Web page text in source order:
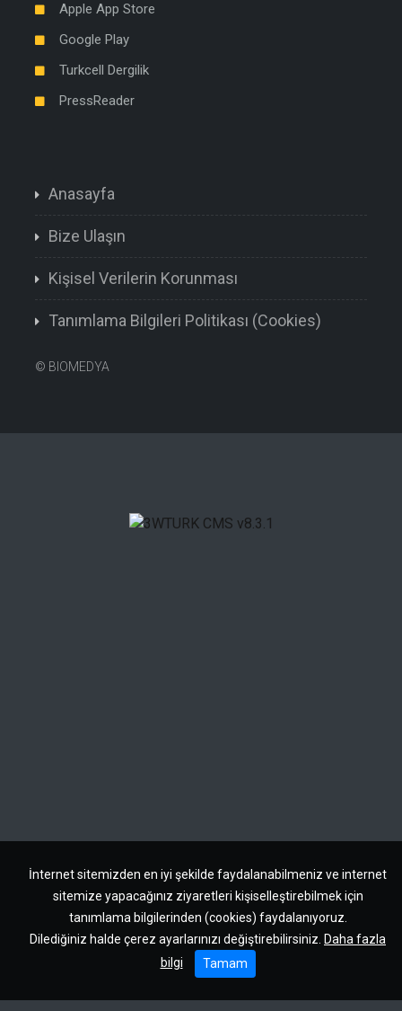
İnternet sitemizden en iyi şekilde faydalanabilmeniz ve internet
sitemize yapacağınız ziyaretleri kişiselleştirebilmek için
tanımlama bilgilerinden (cookies) faydalanıyoruz.
Dilediğiniz halde çerez ayarlarınızı değiştirebilirsiniz. Daha fazla
bilgi
Tamam
Apple App Store
Google Play
Turkcell Dergilik
PressReader
Anasayfa
Bize Ulaşın
Kişisel Verilerin Korunması
Tanımlama Bilgileri Politikası (Cookies)
© BIOMEDYA